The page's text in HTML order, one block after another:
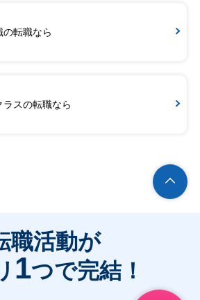
の転職なら
ラスの転職なら
職活動が
1つで完結！